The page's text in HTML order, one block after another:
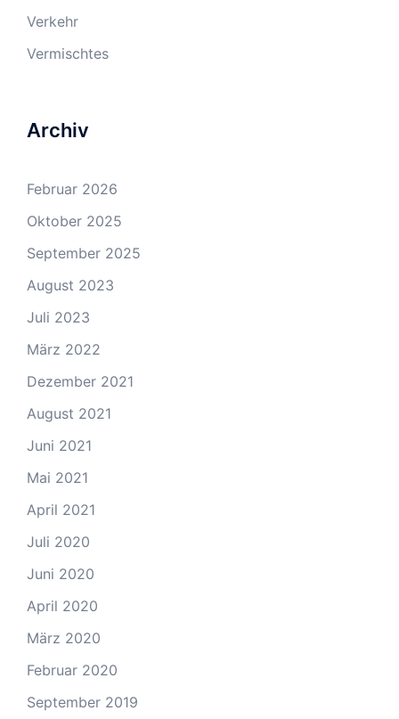
Verkehr
Vermischtes
Archiv
Februar 2026
Oktober 2025
September 2025
August 2023
Juli 2023
März 2022
Dezember 2021
August 2021
Juni 2021
Mai 2021
April 2021
Juli 2020
Juni 2020
April 2020
März 2020
Februar 2020
September 2019